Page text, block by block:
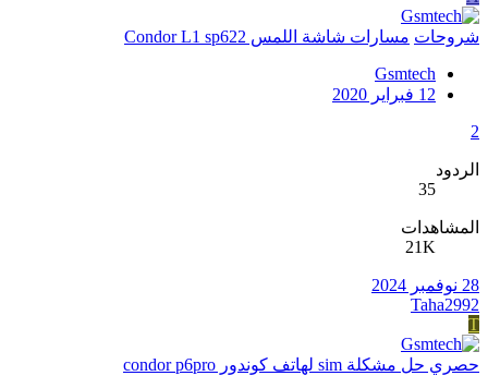
شروحات مسارات شاشة اللمس Condor L1 sp622
Gsmtech
12 فبراير 2020
2
الردود
35
المشاهدات
21K
28 نوفمبر 2024
Taha2992
T
حصري حل مشكلة sim لهاتف كوندور condor p6pro